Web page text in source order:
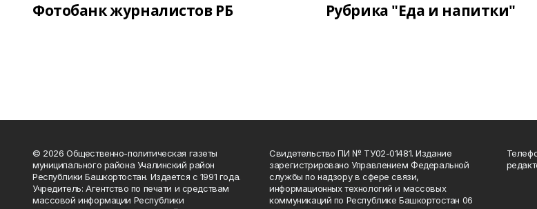
Фотобанк журналистов РБ Рубрика "Еда и напитки"
© 2026 Общественно-политическая газеты
муниципального района Учалинский район
Республики Башкортостан. Издается с 1991 года.
Учредитель: Агентство по печати и средствам
массовой информации Республики
Свидетельство ПИ № ТУ02-01481. Издание
зарегистрировано Управлением Федеральной
службы по надзору в сфере связи,
информационных технологий и массовых
коммуникаций по Республике Башкортостан 06